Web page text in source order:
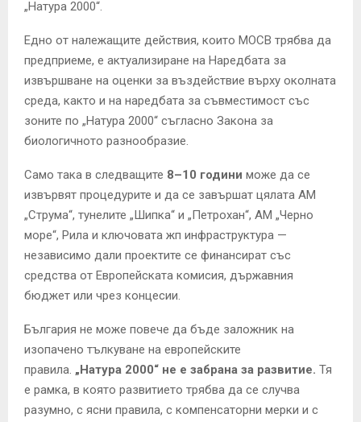
„Натура 2000“.
Едно от належащите действия, които МОСВ трябва да
предприеме, е актуализиране на Наредбата за
извършване на оценки за въздействие върху околната
среда, както и на наредбата за съвместимост със
зоните по „Натура 2000“ съгласно Закона за
биологичното разнообразие.
Само така в следващите 8–10 години може да се
извървят процедурите и да се завършат цялата АМ
„Струма“, тунелите „Шипка“ и „Петрохан“, АМ „Черно
море“, Рила и ключовата жп инфраструктура —
независимо дали проектите се финансират със
средства от Европейската комисия, държавния
бюджет или чрез концесии.
България не може повече да бъде заложник на
изопачено тълкуване на европейските
правила. „Натура 2000“ не е забрана за развитие. Тя
е рамка, в която развитието трябва да се случва
разумно, с ясни правила, с компенсаторни мерки и с